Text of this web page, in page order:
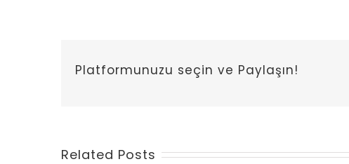
Platformunuzu seçin ve Paylaşın!
Related Posts